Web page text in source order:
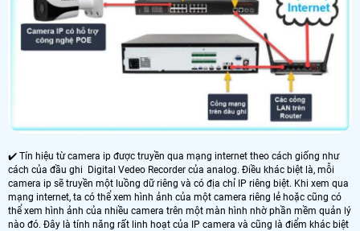
✔️ Tín hiệu từ camera ip được truyền qua mạng internet theo cách giống như
cách của đầu ghi Digital Vedeo Recorder của analog. Điều khác biệt là, mỗi
camera ip sẽ truyền một luồng dữ riêng và có địa chỉ IP riêng biệt. Khi xem qua
mạng internet, ta có thể xem hình ảnh của một camera riêng lẻ hoặc cũng có
thể xem hình ảnh của nhiều camera trên một màn hình nhờ phần mềm quản lý
nào đó. Đây là tính năng rất linh hoạt của IP camera và cũng là điểm khác biệt